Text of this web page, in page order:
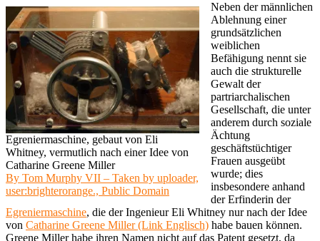
Egreniermaschine, gebaut von Eli
Whitney, vermutlich nach einer Idee von
Catharine Greene Miller
By Tom Murphy VII – Taken by uploader,
user:brighterorange., Public Domain
Neben der männlichen
Ablehnung einer
grundsätzlichen
weiblichen
Befähigung nennt sie
auch die strukturelle
Gewalt der
partriarchalischen
Gesellschaft, die unter
anderem durch soziale
Ächtung
geschäftstüchtiger
Frauen ausgeübt
wurde; dies
insbesondere anhand
der Erfinderin der
Egreniermaschine, die der Ingenieur Eli Whitney nur nach der Idee
von Catharine Greene Miller (Link Englisch) habe bauen können.
Greene Miller habe ihren Namen nicht auf das Patent gesetzt, da